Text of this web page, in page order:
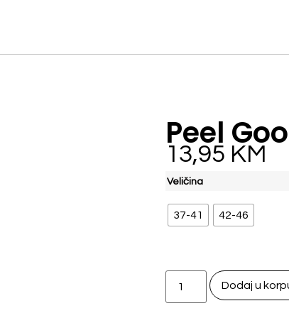
Peel
13,95 KM
Veličina
37-41 42-46
Dodaj u